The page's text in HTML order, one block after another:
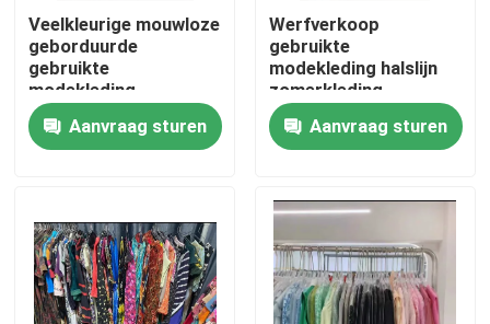
Huis
Producten
Video's
Ongeveer ons
Fabrieksreis
Veelkleurige mouwloze
geborduurde
gebruikte
modekleding
Tweedehands
zomerjurken
Aanvraag sturen
Werfverkoop
gebruikte
modekleding halslijn
zomerkleding
Aanvraag sturen